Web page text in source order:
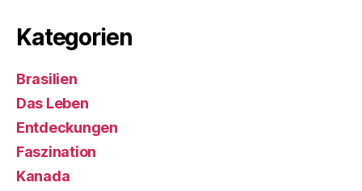
Kategorien
Brasilien
Das Leben
Entdeckungen
Faszination
Kanada